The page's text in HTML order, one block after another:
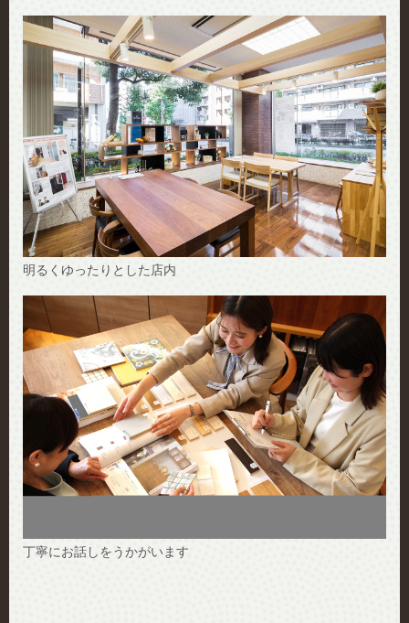
明るくゆったりとした店内
丁寧にお話しをうかがいます